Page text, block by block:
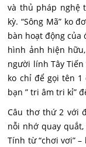
và thủ pháp nghệ
kỳ. “Sông Mã” ko
bàn hoạt động của
hình ảnh hiện
người lính Tây Tiến
ko chỉ để gọi tên
bạn ” tri âm tri kỉ”
Câu thơ thứ 2 với
nỗi nhớ quay
Tính từ “chơi vơi”